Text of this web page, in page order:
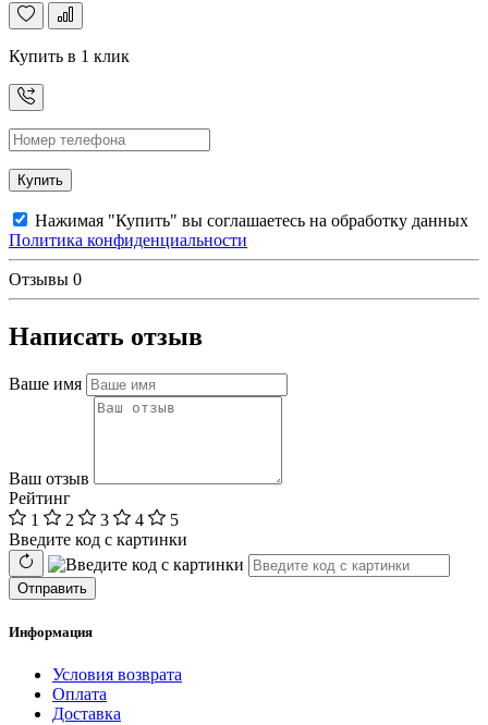
Купить в 1 клик
Купить
Нажимая "Купить" вы соглашаетесь на обработку данных
Политика конфиденциальности
Отзывы 0
Написать отзыв
Ваше имя
Ваш отзыв
Рейтинг
1
2 3 4
5
Введите код с картинки
Отправить
Информация
Условия возврата
Оплата
Доставка